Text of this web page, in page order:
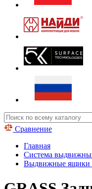
Сравнение
Главная
Система
Выдвижные ящики